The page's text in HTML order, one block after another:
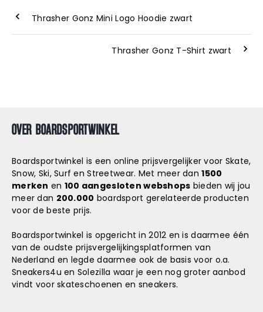
Thrasher Gonz Mini Logo Hoodie zwart
Thrasher Gonz T-Shirt zwart
OVER BOARDSPORTWINKEL
Boardsportwinkel is een online prijsvergelijker voor Skate,
Snow, Ski, Surf en Streetwear. Met meer dan1500
merken en 100 aangesloten webshops bieden wij jou
meer dan 200.000 boardsport gerelateerde producten
voor de beste prijs.
Boardsportwinkel is opgericht in 2012 en is daarmee één
van de oudste prijsvergelijkingsplatformen van
Nederland en legde daarmee ook de basis voor o.a.
Sneakers4u en Solezilla waar je een nog groter aanbod
vindt voor skateschoenen en sneakers.